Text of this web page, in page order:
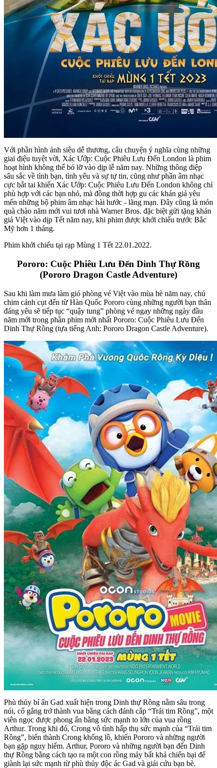
Với phần hình ảnh siêu dễ thương, câu chuyện ý nghĩa cùng những
giai điệu tuyệt vời, Xác Ướp: Cuộc Phiêu Lưu Đến London là phim
hoạt hình không thể bỏ lỡ vào dịp lễ năm nay. Những thông điệp
sâu sắc về tình bạn, tình yêu và sự tự tin, cũng như phần âm nhạc
cực bắt tai khiến Xác Ướp: Cuộc Phiêu Lưu Đến London không chỉ
phù hợp với các bạn nhỏ, mà đồng thời hợp gu các khán giả yêu
mến những bộ phim âm nhạc hài hước - lãng mạn. Đây cũng là món
quà chào năm mới vui tươi nhà Warner Bros. đặc biệt gửi tặng khán
giả Việt vào dịp Tết năm nay, khi phim được khởi chiếu trước Bắc
Mỹ hơn 1 tháng.
Phim khởi chiếu tại rạp Mùng 1 Tết 22.01.2022.
Pororo: Cuộc Phiêu Lưu Đến Dinh Thự Rồng
(Pororo Dragon Castle Adventure)
Sau khi làm mưa làm gió phòng vé Việt vào mùa hè năm nay, chú
chim cánh cụt đến từ Hàn Quốc Pororo cùng những người bạn thân
đáng yêu sẽ tiếp tục “quậy tung” phòng vé ngay những ngày đầu
năm mới trong phần phim mới nhất Pororo: Cuộc Phiêu Lưu Đến
Dinh Thự Rồng (tựa tiếng Anh: Pororo Dragon Castle Adventure).
Phù thủy bí ấn Gad xuất hiện trong Dinh thự Rồng nằm sâu trong
núi, cố gắng trở thành vua bằng cách đánh cắp “Trái tim Rồng”, một
viên ngọc được phong ấn bằng sức mạnh to lớn của vua rồng
Arthur. Trong khi đó, Crong vô tình hấp thụ sức mạnh của “Trái tim
Rồng”, biến thành Crong khổng lồ, khiến Pororo và những người
bạn gặp nguy hiểm. Arthur, Pororo và những người bạn đến Dinh
thự Rồng bằng cách tạo ra một con rồng máy bất khả chiến bại để
giành lại sức mạnh từ phù thủy độc ác Gad và giải cứu bạn bè.